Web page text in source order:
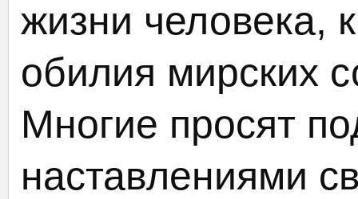
жизни человека,
обилия мирских
Многие просят
наставлениями